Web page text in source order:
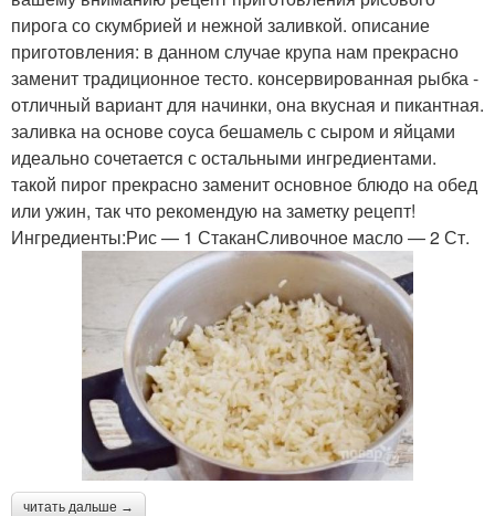
пирога со скумбрией и нежной заливкой. описание
приготовления: в данном случае крупа нам прекрасно
заменит традиционное тесто. консервированная рыбка -
отличный вариант для начинки, она вкусная и пикантная.
заливка на основе соуса бешамель с сыром и яйцами
идеально сочетается с остальными ингредиентами.
такой пирог прекрасно заменит основное блюдо на обед
или ужин, так что рекомендую на заметку рецепт!
Ингредиенты:Рис — 1 СтаканСливочное масло — 2 Ст.
читать дальше →